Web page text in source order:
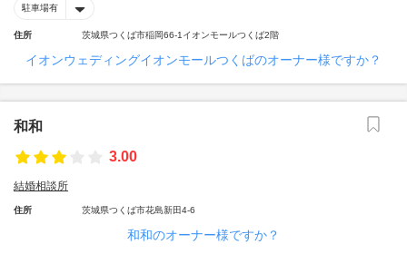
駐車場有
住所 茨城県つくば市稲岡66-1イオンモールつくば2階
イオンウェディングイオンモールつくばのオーナー様ですか？
和和
3.00
結婚相談所
住所 茨城県つくば市花島新田4-6
和和のオーナー様ですか？